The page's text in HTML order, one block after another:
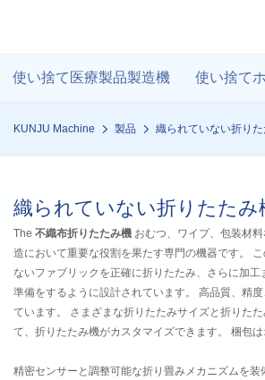
使い捨て医療製品製造機 使い捨て
KUNJU Machine 製品 織られていない折り
織られていない折りたたみ
The 不織布折りたたみ機 おむつ、ワイプ、包装材
造において重要な役割を果たす専門の機器です。
ないファブリックを正確に折りたたみ、さらに加
準備をするように設計されています。 高品質、精
ています。 さまざまな折りたたみサイズと折りた
て、折りたたみ機がカスタマイズできます。 梱包
精密センサーと調整可能な折り畳みメカニズムを装